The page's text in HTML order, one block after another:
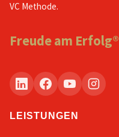
VC Methode.
Freude am Erfolg®
LEISTUNGEN